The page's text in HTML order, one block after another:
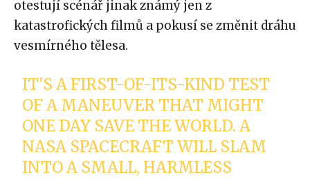
otestují scénář jinak známý jen z
katastrofických filmů a pokusí se změnit dráhu
vesmírného tělesa.
IT'S A FIRST-OF-ITS-KIND TEST
OF A MANEUVER THAT MIGHT
ONE DAY SAVE THE WORLD. A
NASA SPACECRAFT WILL SLAM
INTO A SMALL, HARMLESS